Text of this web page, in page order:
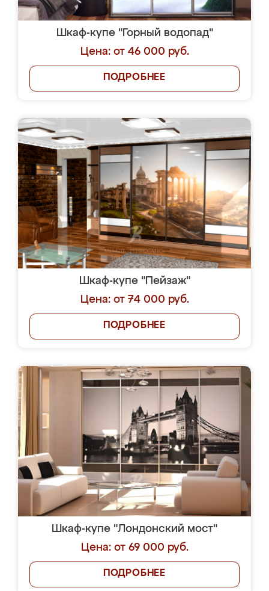
Шкаф-купе "Горный водопад"
Цена: от 46 000 руб.
ПОДРОБНЕЕ
Шкаф-купе "Пейзаж"
Цена: от 74 000 руб.
ПОДРОБНЕЕ
Шкаф-купе "Лондонский мост"
Цена: от 69 000 руб.
ПОДРОБНЕЕ